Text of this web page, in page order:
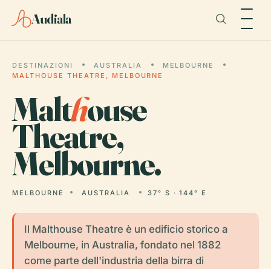
Audiala
DESTINAZIONI AUSTRALIA
MELBOURNE
MALTHOUSE THEATRE, MELBOURNE
Malthouse
Theatre,
Melbourne.
MELBOURNE AUSTRALIA 37° S · 144° E
Il Malthouse Theatre è un edificio storico a
Melbourne, in Australia, fondato nel 1882
come parte dell'industria della birra di